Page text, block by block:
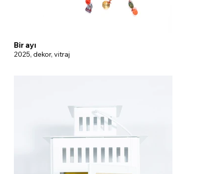
Bir ayı
2025, dekor, vitraj